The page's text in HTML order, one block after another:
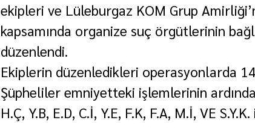
ekipleri ve Lüleburgaz KOM Grup
kapsamında organize suç örgütlerinin
düzenlendi.
Ekiplerin düzenledikleri operasyonlarda
Şüpheliler emniyetteki işlemlerinin
H.Ç, Y.B, E.D, C.İ, Y.E, F.K, F.A, M.İ, VE